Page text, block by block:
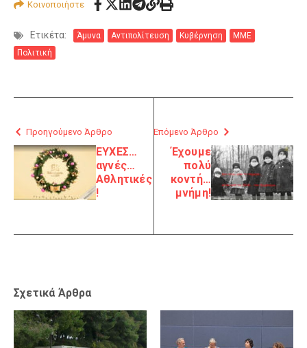
Κοινοποιήστε
Ετικέτα: Άμυνα Αντιπολίτευση Κυβέρνηση
ΜΜΕ
Πολιτική
Προηγούμενο Άρθρο
ΕΥΧΕΣ…
αγνές…
Αθλητικές
!
Επόμενο Άρθρο
Έχουμε
πολύ
κοντή…
μνήμη!
Σχετικά Άρθρα